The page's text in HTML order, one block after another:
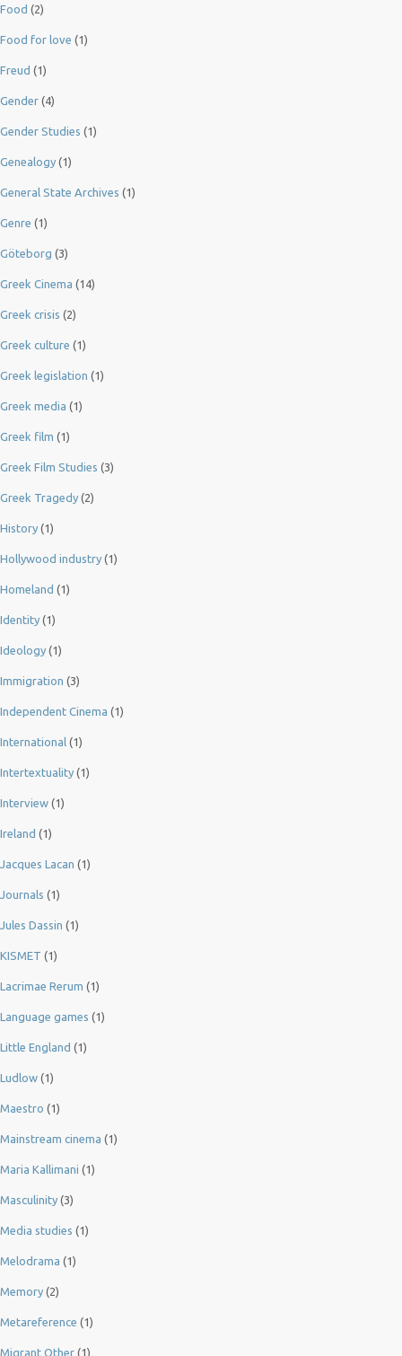
Food (2)
Food for love (1)
Freud (1)
Gender (4)
Gender Studies (1)
Genealogy (1)
General State Archives (1)
Genre (1)
Göteborg (3)
Greek Cinema (14)
Greek crisis (2)
Greek culture (1)
Greek legislation (1)
Greek media (1)
Greek film (1)
Greek Film Studies (3)
Greek Tragedy (2)
History (1)
Hollywood industry (1)
Homeland (1)
Identity (1)
Ideology (1)
Immigration (3)
Independent Cinema (1)
International (1)
Intertextuality (1)
Interview (1)
Ireland (1)
Jacques Lacan (1)
Journals (1)
Jules Dassin (1)
KISMET (1)
Lacrimae Rerum (1)
Language games (1)
Little England (1)
Ludlow (1)
Maestro (1)
Mainstream cinema (1)
Maria Kallimani (1)
Masculinity (3)
Media studies (1)
Melodrama (1)
Memory (2)
Metareference (1)
Migrant Other (1)